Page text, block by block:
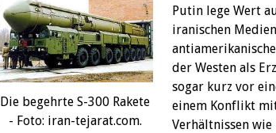
Die begehrte S-300 Rakete
- Foto: iran-tejarat.com.
Putin lege Wert
iranischen
der Westen als
sogar kurz vor
einem Konflikt
Verhältnissen wie